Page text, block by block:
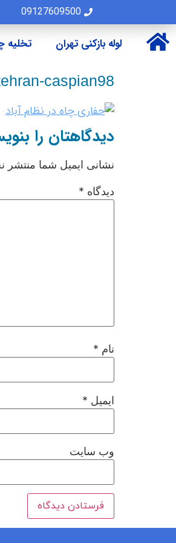
09127609500
لوله بازکنی تهران
تخلیه
caspian98
دیدگاهتان را
نشانی ایمیل شما منتشر
دیدگاه *
نام *
ایمیل *
وب‌ سایت